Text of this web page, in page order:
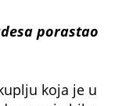
porastao
koja je u